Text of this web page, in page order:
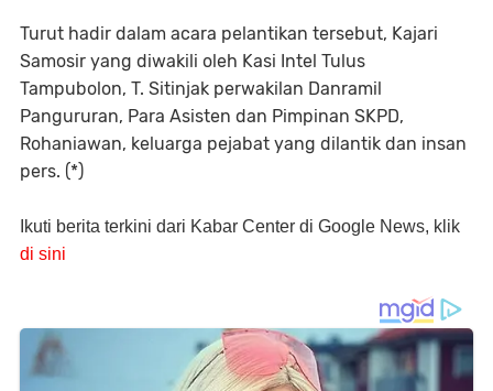
Turut hadir dalam acara pelantikan tersebut, Kajari
Samosir yang diwakili oleh Kasi Intel Tulus
Tampubolon, T. Sitinjak perwakilan Danramil
Pangururan, Para Asisten dan Pimpinan SKPD,
Rohaniawan, keluarga pejabat yang dilantik dan insan
pers. (*)
Ikuti berita terkini dari Kabar Center di Google News, klik
di sini